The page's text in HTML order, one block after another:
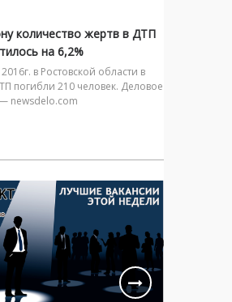
количество жертв в ДТП
на 6,2%
в Ростовской области в
погибли 210 человек. Деловое
newsdelo.com